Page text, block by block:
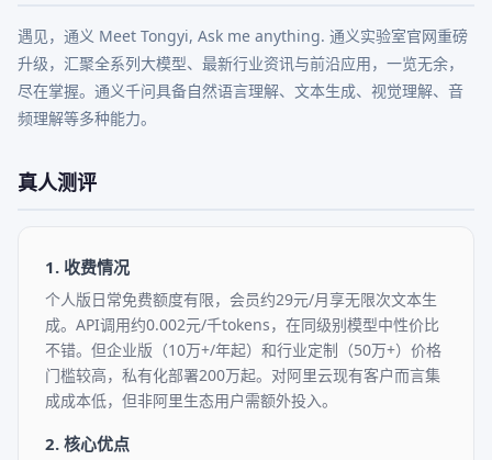
遇见，通义 Meet Tongyi, Ask me anything. 通义实验室官网重磅
升级，汇聚全系列大模型、最新行业资讯与前沿应用，一览无余，
尽在掌握。通义千问具备自然语言理解、文本生成、视觉理解、音
频理解等多种能力。
真人测评
1. 收费情况
个人版日常免费额度有限，会员约29元/月享无限次文本生
成。API调用约0.002元/千tokens，在同级别模型中性价比
不错。但企业版（10万+/年起）和行业定制（50万+）价格
门槛较高，私有化部署200万起。对阿里云现有客户而言集
成成本低，但非阿里生态用户需额外投入。
2. 核心优点